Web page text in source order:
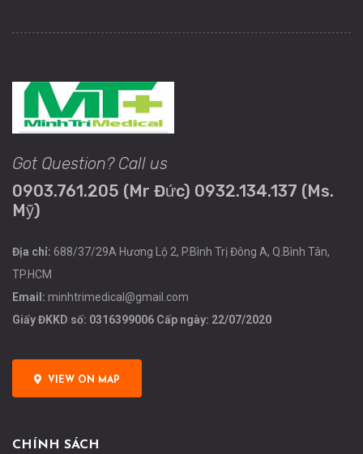
Got Question? Call us
0903.761.205 (Mr Đức) 0932.134.137 (Ms.
Mỹ)
Địa chỉ: 688/37/29A Hương Lộ 2, P.Bình Trị Đông A, Q.Bình Tân,
TP.HCM
Email: minhtrimedical@gmail.com
Giấy ĐKKD số: 0316399006 Cấp ngày: 22/07/2020
VIEW ON MAP
CHÍNH SÁCH